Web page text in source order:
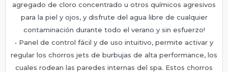
agregado de cloro concentrado u otros químicos agresivos
para la piel y ojos, y disfrute del agua libre de cualquier
contaminación durante todo el verano y sin esfuerzo!
• Panel de control fácil y de uso intuitivo, permite activar y
regular los chorros jets de burbujas de alta performance, los
cuales rodean las paredes internas del spa. Estos chorros